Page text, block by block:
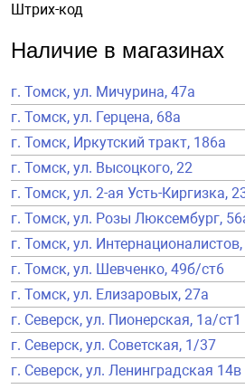
Штрих-код
Наличие в магазинах
г. Томск, ул. Мичурина, 47а
г. Томск, ул. Герцена, 68а
г. Томск, Иркутский тракт, 186а
г. Томск, ул. Высоцкого, 22
г. Томск, ул. 2-ая Усть-Киргизка,
г. Томск, ул. Розы Люксембург,
г. Томск, ул. Интернационалистов,
г. Томск, ул. Шевченко, 49б/ст6
г. Томск, ул. Елизаровых, 27а
г. Северск, ул. Пионерская, 1а/ст1
г. Северск, ул. Советская, 1/37
г. Северск, ул. Ленинградская 14в